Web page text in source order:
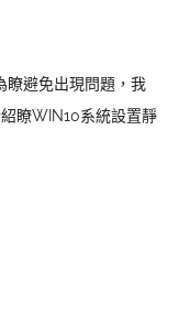
瞭避免出現問題，我
瞭WIN10系統設置靜